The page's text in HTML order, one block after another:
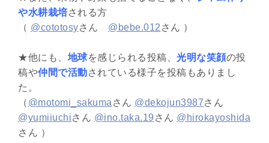
や水耕栽培される方
（ @cototosyさん @bebe.012 さん ）
★他にも、 地球を感じられる投稿、 光明な笑顔の投
稿や仲間で活動されている様子を投稿もありまし
た。
（ @motomi_sakuma さん @dekojun3987さん
@yumiiuchiさん @ino.taka.19 さん @hirokayoshida
さん ）